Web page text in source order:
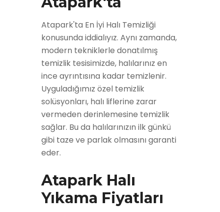
Atapark'ta En İyi Halı Temizliği
konusunda iddialıyız. Aynı zamanda,
modern tekniklerle donatılmış
temizlik tesisimizde, halılarınız en
ince ayrıntısına kadar temizlenir.
Uyguladığımız özel temizlik
solüsyonları, halı liflerine zarar
vermeden derinlemesine temizlik
sağlar. Bu da halılarınızın ilk günkü
gibi taze ve parlak olmasını garanti
eder.
Atapark Halı
Yıkama Fiyatları